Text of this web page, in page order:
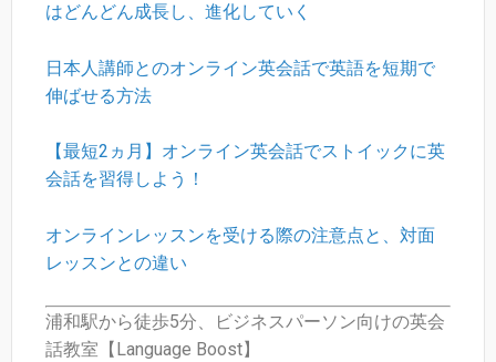
はどんどん成長し、進化していく
日本人講師とのオンライン英会話で英語を短期で
伸ばせる方法
【最短2ヵ月】オンライン英会話でストイックに英
会話を習得しよう！
オンラインレッスンを受ける際の注意点と、対面
レッスンとの違い
浦和駅から徒歩5分、ビジネスパーソン向けの英会
話教室【Language Boost】